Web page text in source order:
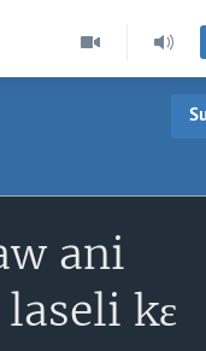
ani
kɛ